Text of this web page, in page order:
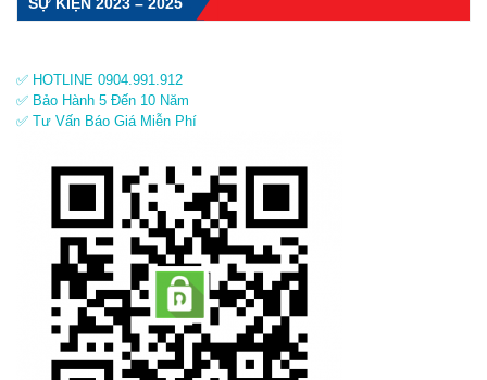
✅ HOTLINE 0904.991.912
✅ Bảo Hành 5 Đến 10 Năm
✅ Tư Vấn Báo Giá Miễn Phí